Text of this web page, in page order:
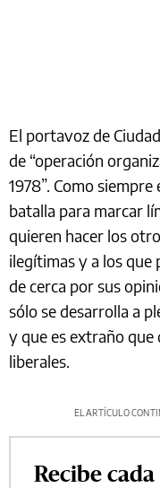
El portavoz de
de “operación
1978”. Como
batalla para marcar
quieren hacer los
ilegítimas y a los que
de cerca por sus
sólo se desarrolla a
y que es extraño que
liberales.
EL ARTÍCULO
Recibe